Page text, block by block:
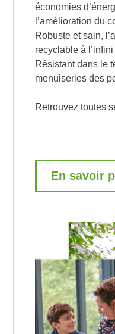
économies
l’amélioration du
Robuste et sain,
recyclable à
Résistant dans le
menuiseries des
Retrouvez toutes
En savoir